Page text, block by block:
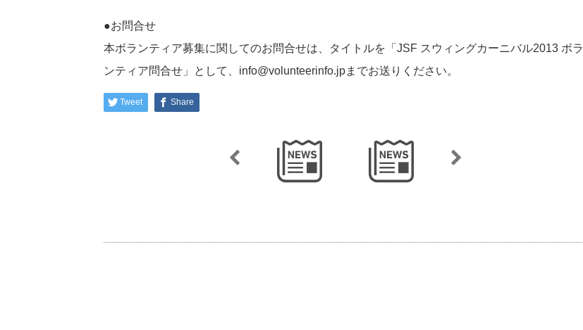
●お問合せ
本ボランティア募集に関してのお問合せは、タイトルを「JSF スウィングカーニバル2013 ボラ
ンティア問合せ」として、info@volunteerinfo.jpまでお送りください。
Tweet Share